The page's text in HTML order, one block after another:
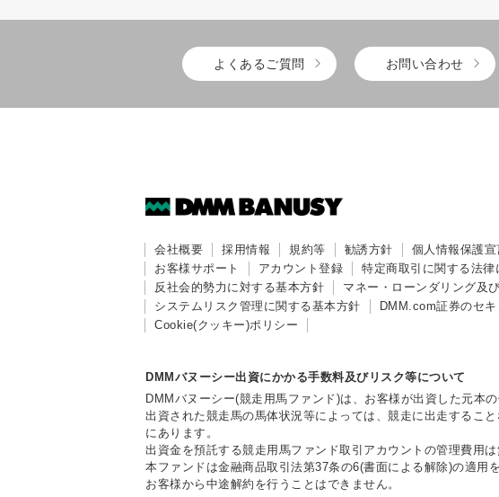
よくあるご質問 お問い合わせ
会社概要 採用情報 規約等 勧誘方針 個人情報保護宣
お客様サポート
アカウント登録 特定商取引に関する法律
反社会的勢力に対する基本方針
マネー・ローンダリング及び
システムリスク管理に関する基本方針
DMM.com証券のセ
Cookie(クッキー)ポリシー
DMMバヌーシー出資にかかる手数料及びリスク等について
DMMバヌーシー(競走用馬ファンド)は、お客様が出資した元本
出資された競走馬の馬体状況等によっては、競走に出走するこ
にあります。
出資金を預託する競走用馬ファンド取引アカウントの管理費用は
本ファンドは金融商品取引法第37条の6(書面による解除)の適用
お客様から中途解約を行うことはできません。